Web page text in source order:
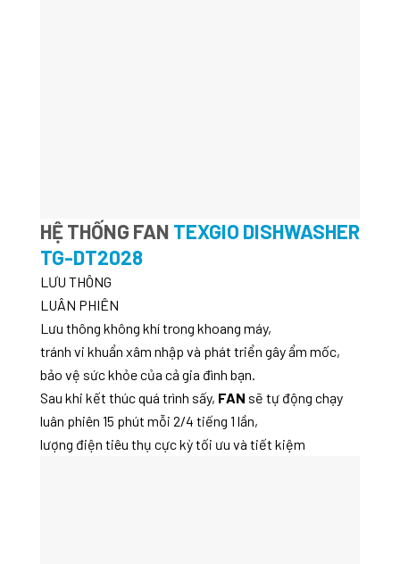
HỆ THỐNG FAN TEXGIO DISHWASHER
TG-DT2028
LƯU THÔNG
LUÂN PHIÊN
Lưu thông không khí trong khoang máy,
tránh vi khuẩn xâm nhập và phát triển gây ẩm mốc,
bảo vệ sức khỏe của cả gia đình bạn.
Sau khi kết thúc quá trình sấy, FAN sẽ tự động chạy
luân phiên 15 phút mỗi 2/4 tiếng 1 lần,
lượng điện tiêu thụ cực kỳ tối ưu và tiết kiệm